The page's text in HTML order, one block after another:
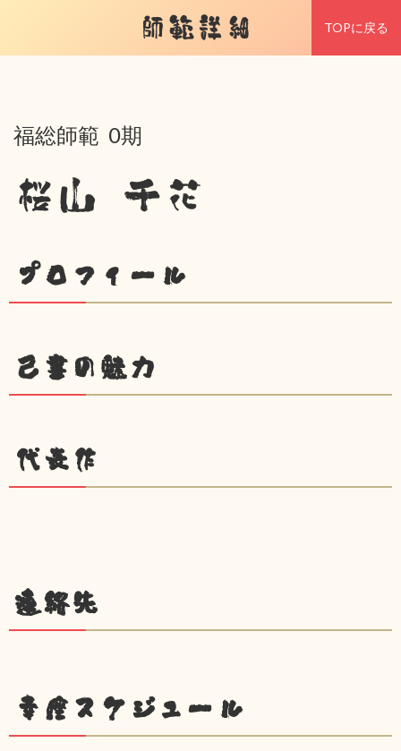
師範詳細 TOPに戻る
福総師範 0期
桜山 千花
プロフィール
己書の魅力
代表作
連絡先
幸座スケジュール